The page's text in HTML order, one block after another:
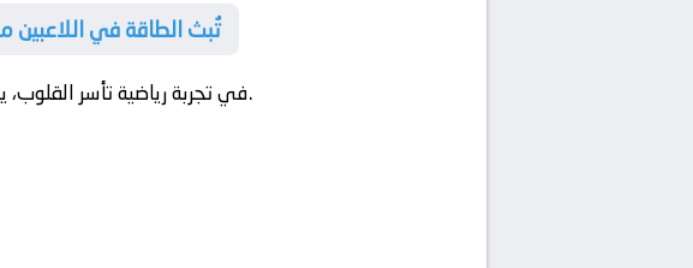
🔥 تُبث الطاقة في
في تجربة رياضية تأسر القلوب،في مواجهة إثارة غير مسبوقة تحبس الأنفاس حتى صافرة النهاية.